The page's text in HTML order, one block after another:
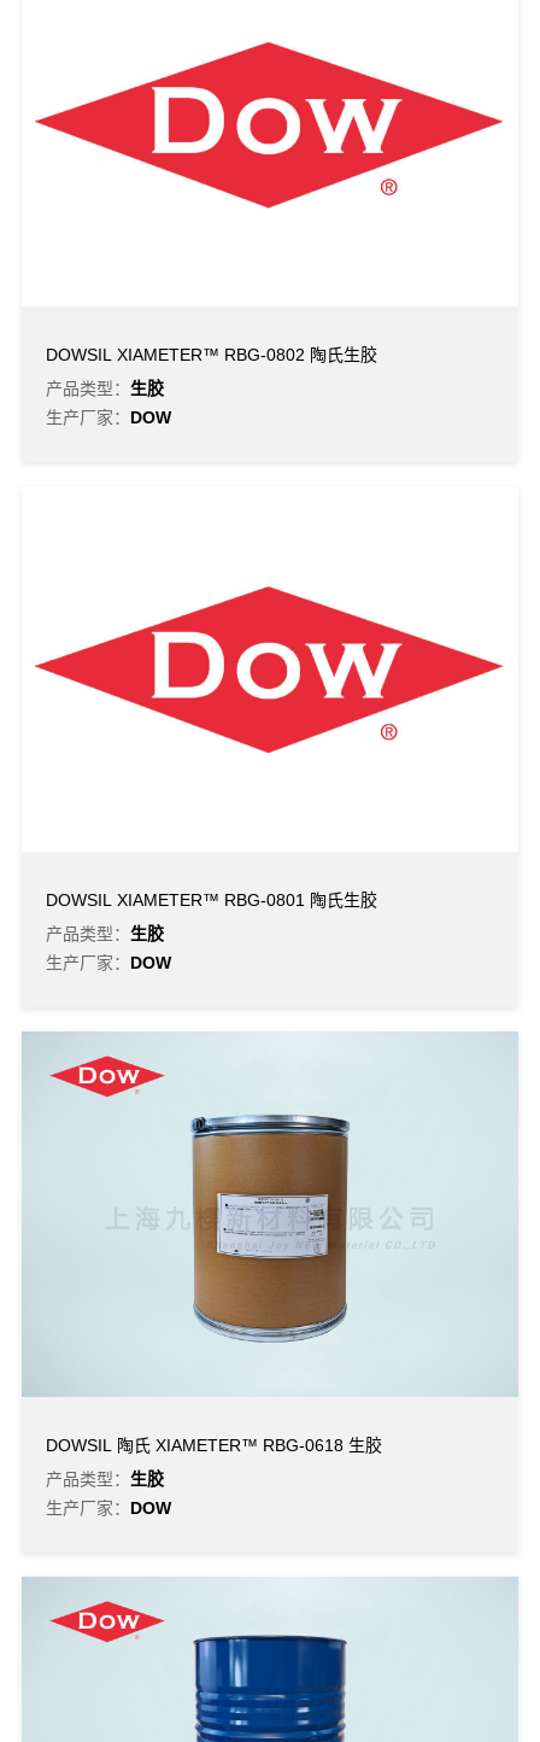
DOWSIL XIAMETER™ RBG-0802 陶氏生胶
产品类型： 生胶
生产厂家： DOW
DOWSIL XIAMETER™ RBG-0801 陶氏生胶
产品类型： 生胶
生产厂家： DOW
DOWSIL 陶氏 XIAMETER™ RBG-0618 生胶
产品类型： 生胶
生产厂家： DOW